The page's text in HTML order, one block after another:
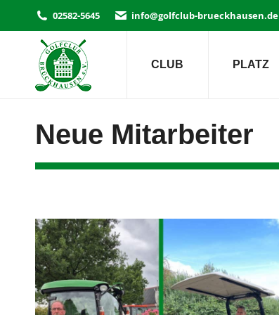
02582-5645 info@golfclub-brueckhausen.de
CLUB PLATZ
Neue Mitarbeiter